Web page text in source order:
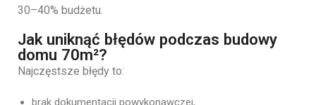
30–40% budżetu.
Jak uniknąć błędów podczas budowy
domu 70m²?
Najczęstsze błędy to:
brak dokumentacji powykonawczej,